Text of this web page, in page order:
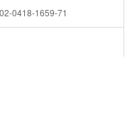
0418-1659-71